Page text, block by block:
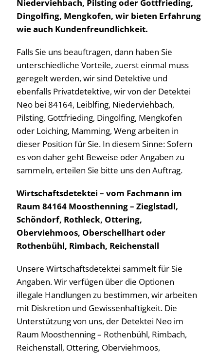
Niederviehbach, Pilsting oder Gottfrieding,
Dingolfing, Mengkofen, wir bieten Erfahrung
wie auch Kundenfreundlichkeit.
Falls Sie uns beauftragen, dann haben Sie
unterschiedliche Vorteile, zuerst einmal muss
geregelt werden, wir sind Detektive und
ebenfalls Privatdetektive, wir von der Detektei
Neo bei 84164, Leiblfing, Niederviehbach,
Pilsting, Gottfrieding, Dingolfing, Mengkofen
oder Loiching, Mamming, Weng arbeiten in
dieser Position für Sie. In diesem Sinne: Sofern
es von daher geht Beweise oder Angaben zu
sammeln, erteilen Sie bitte uns den Auftrag.
Wirtschaftsdetektei – vom Fachmann im
Raum 84164 Moosthenning – Zieglstadl,
Schöndorf, Rothleck, Ottering,
Oberviehmoos, Oberschellhart oder
Rothenbühl, Rimbach, Reichenstall
Unsere Wirtschaftsdetektei sammelt für Sie
Angaben. Wir verfügen über die Optionen
illegale Handlungen zu bestimmen, wir arbeiten
mit Diskretion und Gewissenhaftigkeit. Die
Unterstützung von uns, der Detektei Neo im
Raum Moosthenning – Rothenbühl, Rimbach,
Reichenstall, Ottering, Oberviehmoos,